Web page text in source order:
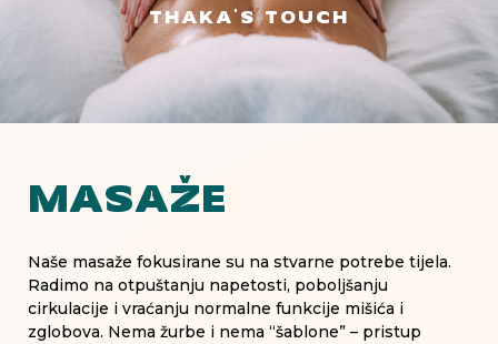
THAKA'S TOUCH
MASAŽE
Naše masaže fokusirane su na stvarne potrebe tijela.
Radimo na otpuštanju napetosti, poboljšanju
cirkulacije i vraćanju normalne funkcije mišića i
zglobova. Nema žurbe i nema “šablone” – pristup